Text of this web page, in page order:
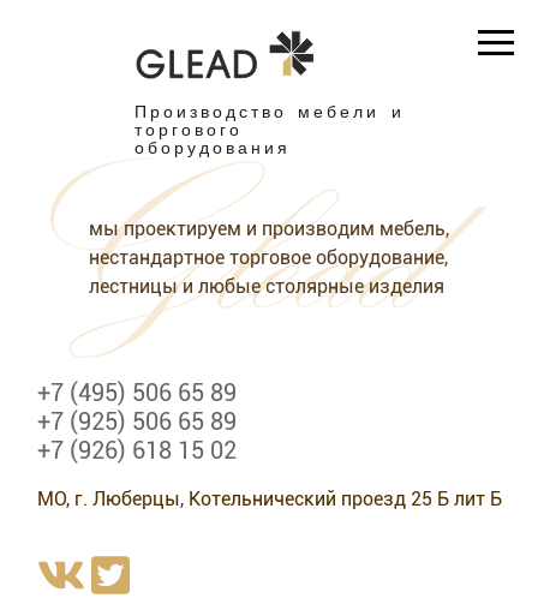
Производство мебели и
торгового
оборудования
мы проектируем и производим мебель,
нестандартное торговое оборудование,
лестницы и любые столярные изделия
+7 (495) 506 65 89
+7 (925) 506 65 89
+7 (926) 618 15 02
МО, г. Люберцы, Котельнический проезд 25 Б лит Б